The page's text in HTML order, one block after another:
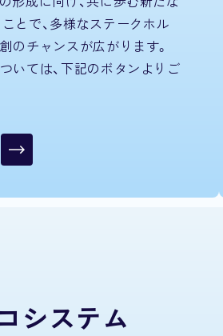
とで、多様なステークホル
のチャンスが広がります。
いては、下記のボタンよりご
システム